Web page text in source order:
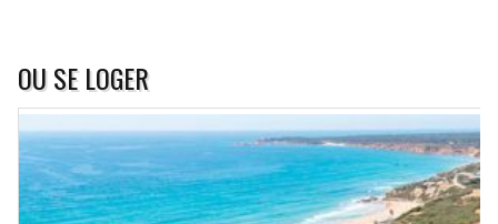
OU SE LOGER